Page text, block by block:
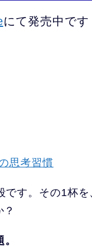
にて発売中です
思考習慣
です。その1杯を